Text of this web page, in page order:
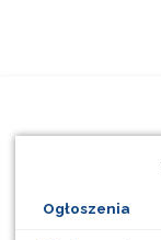
Ogłoszenia